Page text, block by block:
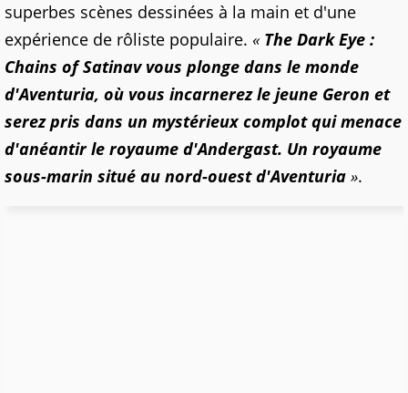
superbes scènes dessinées à la main et d'une
expérience de rôliste populaire. « The Dark Eye :
Chains of Satinav vous plonge dans le monde
d'Aventuria, où vous incarnerez le jeune Geron et
serez pris dans un mystérieux complot qui menace
d'anéantir le royaume d'Andergast. Un royaume
sous-marin situé au nord-ouest d'Aventuria ».